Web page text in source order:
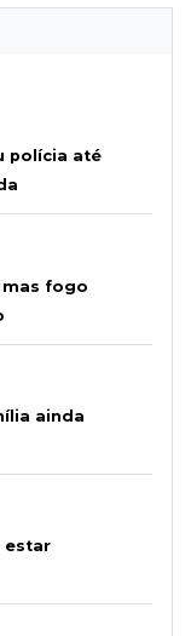
polícia até
mas fogo
ainda
estar